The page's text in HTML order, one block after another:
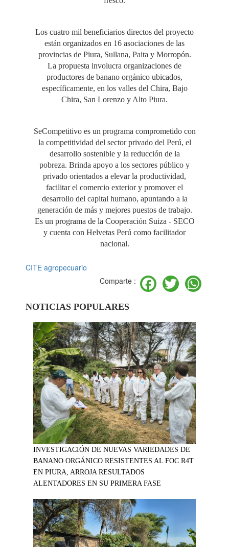
Los cuatro mil beneficiarios directos del proyecto
están organizados en 16 asociaciones de las
provincias de Piura, Sullana, Paita y Morropón.
La propuesta involucra organizaciones de
productores de banano orgánico ubicados,
específicamente, en los valles del Chira, Bajo
Chira, San Lorenzo y Alto Piura.
SeCompetitivo es un programa comprometido con
la competitividad del sector privado del Perú, el
desarrollo sostenible y la reducción de la
pobreza. Brinda apoyo a los sectores público y
privado orientados a elevar la productividad,
facilitar el comercio exterior y promover el
desarrollo del capital humano, apuntando a la
generación de más y mejores puestos de trabajo.
Es un programa de la Cooperación Suiza - SECO
y cuenta con Helvetas Perú como facilitador
nacional.
CITE agropecuario
Comparte :
Facebook
Twitter
NOTICIAS POPULARES
INVESTIGACIÓN DE NUEVAS VARIEDADES DE
BANANO ORGÁNICO RESISTENTES AL FOC R4T
EN PIURA, ARROJA RESULTADOS
ALENTADORES EN SU PRIMERA FASE